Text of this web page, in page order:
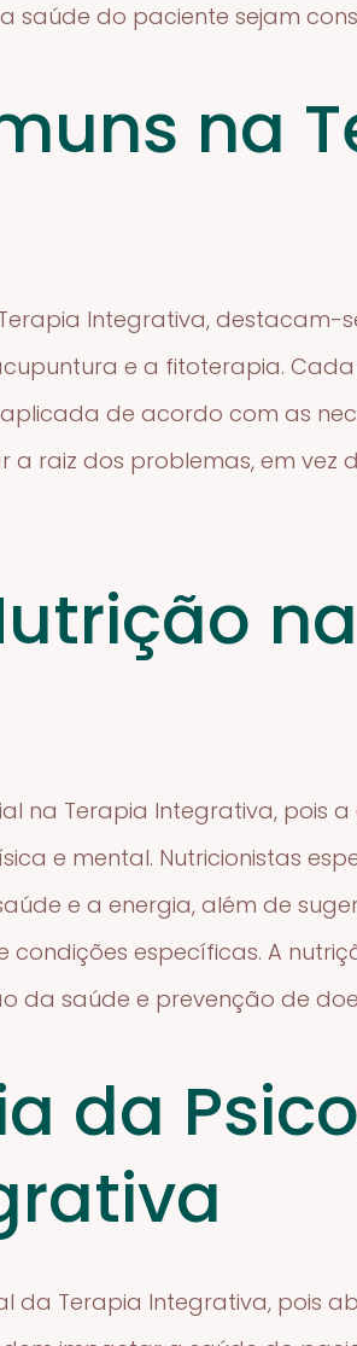
do paciente sejam
na
Integrativa, destacam-
e a fitoterapia.
de acordo com as
raiz dos problemas, em vez
na Terapia Integrativa, pois
e mental. Nutricionistas
e a energia, além de
específicas. A
da saúde e prevenção de
da
da Terapia Integrativa, pois